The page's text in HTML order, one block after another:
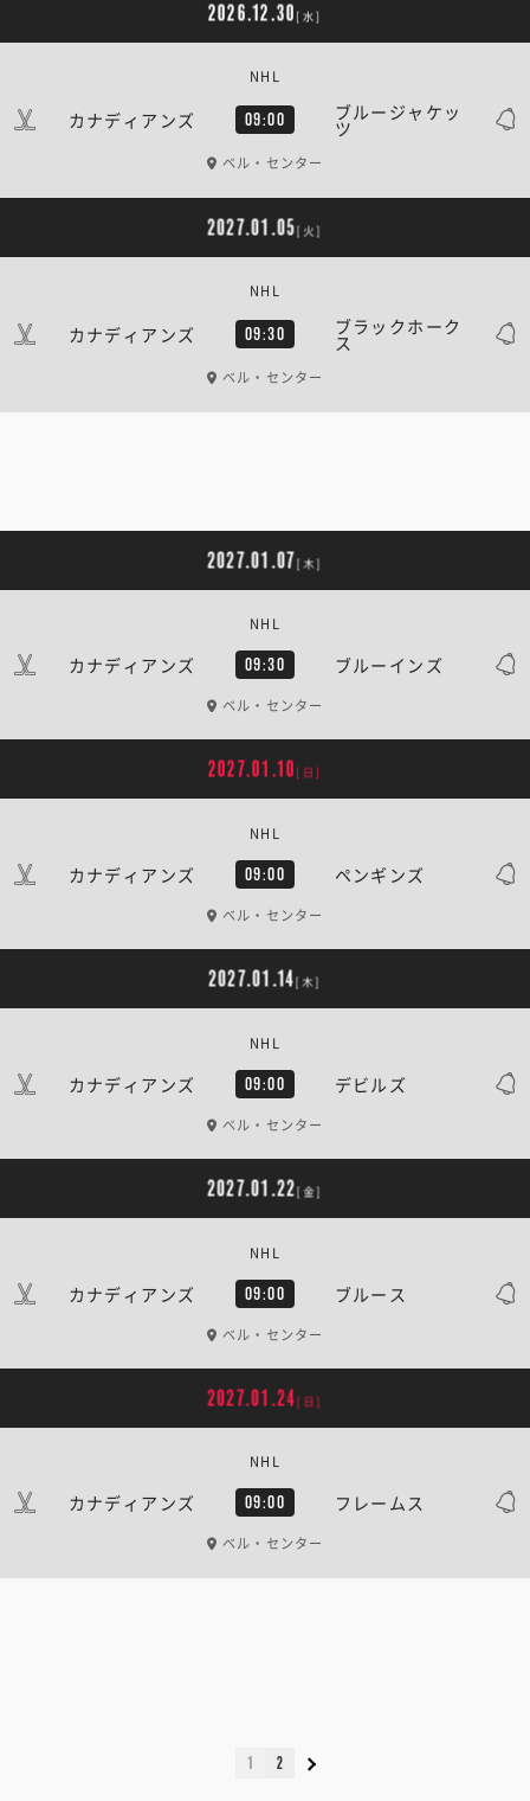
2026.12.30 [水]
カナディアンズ 09:00 ブルージャケッ
ツ
NHL
ベル・センター
2027.01.05[火]
カナディアンズ 09:30 ブラックホーク
ス
NHL
ベル・センター
2027.01.07[木]
カナディアンズ 09:30 ブルーインズ
NHL
ベル・センター
2027.01.10 [日]
カナディアンズ 09:00 ペンギンズ
NHL
ベル・センター
2027.01.14[木]
カナディアンズ 09:00 デビルズ
NHL
ベル・センター
2027.01.22[金]
カナディアンズ 09:00 ブルース
NHL
ベル・センター
2027.01.24[日]
カナディアンズ 09:00 フレームス
NHL
ベル・センター
1 2